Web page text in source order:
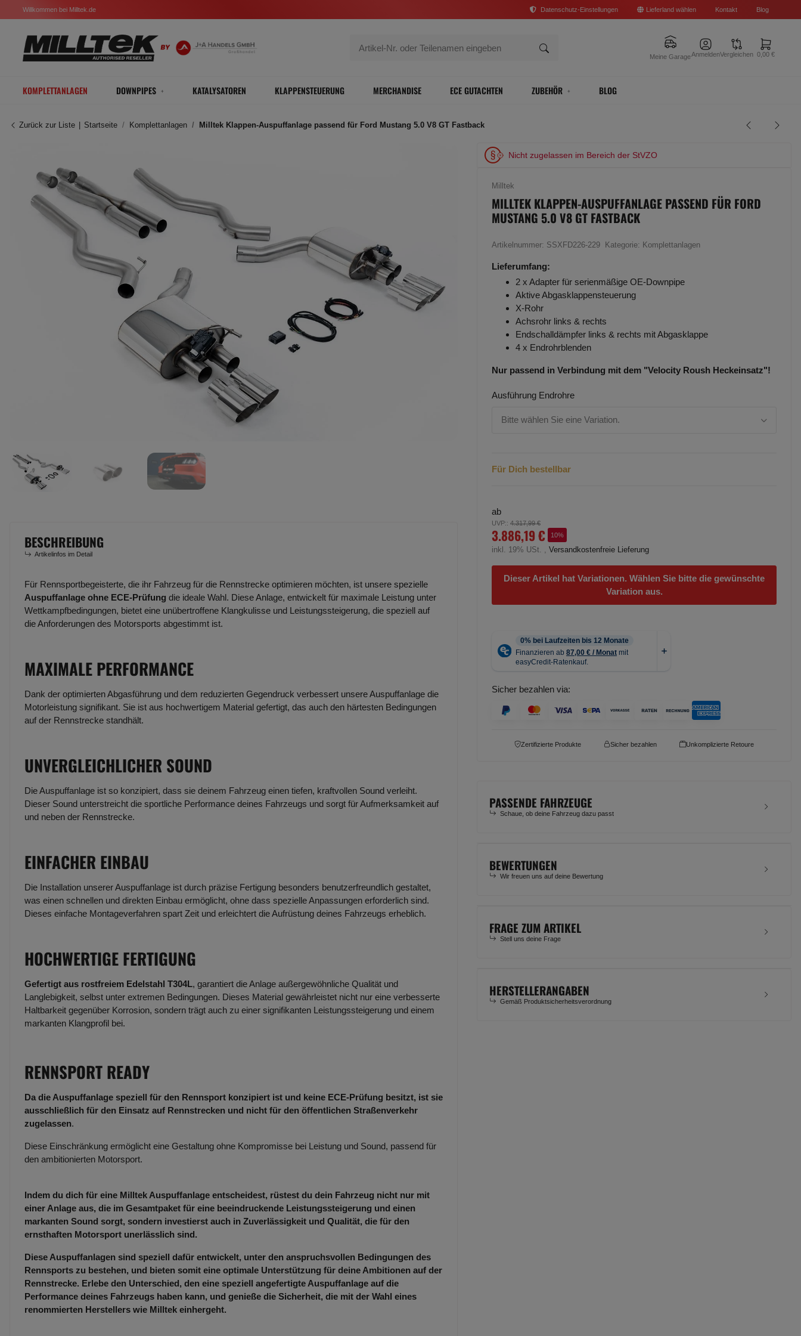
Willkommen bei Milltek.de Datenschutz-Einstellungen Lieferland wählen Kontakt Blog
Meine GarageAnmeldenVergleichen 0,00 €
KOMPLETTANLAGEN DOWNPIPES KATALYSATOREN KLAPPENSTEUERUNG MERCHANDISE ECE GUTACHTEN ZUBEHÖR BLOG
Zurück zur Liste Startseite Komplettanlagen Milltek Klappen-Auspuffanlage passend für Ford Mustang 5.0 V8 GT Fastback
Nicht zugelassen im Bereich der StVZO
Milltek
MILLTEK KLAPPEN-AUSPUFFANLAGE PASSEND FÜR FORD
MUSTANG 5.0 V8 GT FASTBACK
Artikelnummer: SSXFD226-229 Kategorie: Komplettanlagen
Lieferumfang:
2 x Adapter für serienmäßige OE-Downpipe
Aktive Abgasklappensteuerung
X-Rohr
Achsrohr links & rechts
Endschalldämpfer links & rechts mit Abgasklappe
4 x Endrohrblenden
Nur passend in Verbindung mit dem "Velocity Roush Heckeinsatz"!
Ausführung Endrohre
Bitte wählen Sie eine Variation.
Für Dich bestellbar
ab
UVP:: 4.317,99 €
3.886,19 € 10%
inkl. 19% USt. , Versandkostenfreie Lieferung
Dieser Artikel hat Variationen. Wählen Sie bitte die gewünschte
Variation aus.
Sicher bezahlen via:
Zertifizierte Produkte Sicher bezahlen Unkomplizierte Retoure
PASSENDE FAHRZEUGE
Schaue, ob deine Fahrzeug dazu passt
BEWERTUNGEN
Wir freuen uns auf deine Bewertung
FRAGE ZUM ARTIKEL
Stell uns deine Frage
HERSTELLERANGABEN
Gemäß Produktsicherheitsverordnung
BESCHREIBUNG
Artikelinfos im Detail
Für Rennsportbegeisterte, die ihr Fahrzeug für die Rennstrecke optimieren möchten, ist unsere spezielle
Auspuffanlage ohne ECE-Prüfung die ideale Wahl. Diese Anlage, entwickelt für maximale Leistung unter
Wettkampfbedingungen, bietet eine unübertroffene Klangkulisse und Leistungssteigerung, die speziell auf
die Anforderungen des Motorsports abgestimmt ist.
MAXIMALE PERFORMANCE
Dank der optimierten Abgasführung und dem reduzierten Gegendruck verbessert unsere Auspuffanlage die
Motorleistung signifikant. Sie ist aus hochwertigem Material gefertigt, das auch den härtesten Bedingungen
auf der Rennstrecke standhält.
UNVERGLEICHLICHER SOUND
Die Auspuffanlage ist so konzipiert, dass sie deinem Fahrzeug einen tiefen, kraftvollen Sound verleiht.
Dieser Sound unterstreicht die sportliche Performance deines Fahrzeugs und sorgt für Aufmerksamkeit auf
und neben der Rennstrecke.
EINFACHER EINBAU
Die Installation unserer Auspuffanlage ist durch präzise Fertigung besonders benutzerfreundlich gestaltet,
was einen schnellen und direkten Einbau ermöglicht, ohne dass spezielle Anpassungen erforderlich sind.
Dieses einfache Montageverfahren spart Zeit und erleichtert die Aufrüstung deines Fahrzeugs erheblich.
HOCHWERTIGE FERTIGUNG
Gefertigt aus rostfreiem Edelstahl T304L, garantiert die Anlage außergewöhnliche Qualität und
Langlebigkeit, selbst unter extremen Bedingungen. Dieses Material gewährleistet nicht nur eine verbesserte
Haltbarkeit gegenüber Korrosion, sondern trägt auch zu einer signifikanten Leistungssteigerung und einem
markanten Klangprofil bei.
RENNSPORT READY
Da die Auspuffanlage speziell für den Rennsport konzipiert ist und keine ECE-Prüfung besitzt, ist sie
ausschließlich für den Einsatz auf Rennstrecken und nicht für den öffentlichen Straßenverkehr
zugelassen.
Diese Einschränkung ermöglicht eine Gestaltung ohne Kompromisse bei Leistung und Sound, passend für
den ambitionierten Motorsport.
Indem du dich für eine Milltek Auspuffanlage entscheidest, rüstest du dein Fahrzeug nicht nur mit
einer Anlage aus, die im Gesamtpaket für eine beeindruckende Leistungssteigerung und einen
markanten Sound sorgt, sondern investierst auch in Zuverlässigkeit und Qualität, die für den
ernsthaften Motorsport unerlässlich sind.
Diese Auspuffanlagen sind speziell dafür entwickelt, unter den anspruchsvollen Bedingungen des
Rennsports zu bestehen, und bieten somit eine optimale Unterstützung für deine Ambitionen auf der
Rennstrecke. Erlebe den Unterschied, den eine speziell angefertigte Auspuffanlage auf die
Performance deines Fahrzeugs haben kann, und genieße die Sicherheit, die mit der Wahl eines
renommierten Herstellers wie Milltek einhergeht.